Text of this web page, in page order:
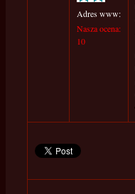
Adres www:
Nasza ocena:
10